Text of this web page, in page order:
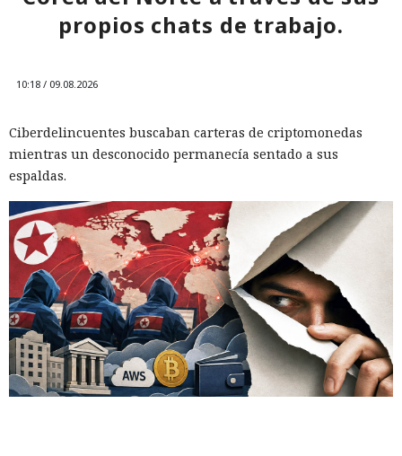
propios chats de trabajo.
10:18 / 09.08.2026
Ciberdelincuentes buscaban carteras de criptomonedas
mientras un desconocido permanecía sentado a sus
espaldas.